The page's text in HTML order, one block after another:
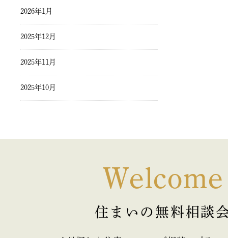
2026年1月
2025年12月
2025年11月
2025年10月
2025年8月
Welcome
住まいの無料相談